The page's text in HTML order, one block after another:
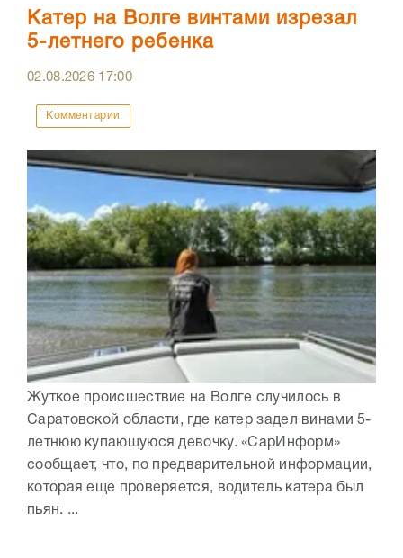
Катер на Волге винтами изрезал
5-летнего ребенка
02.08.2026 17:00
Комментарии
Жуткое происшествие на Волге случилось в
Саратовской области, где катер задел винами 5-
летнюю купающуюся девочку. «СарИнформ»
сообщает, что, по предварительной информации,
которая еще проверяется, водитель катера был
пьян. ...